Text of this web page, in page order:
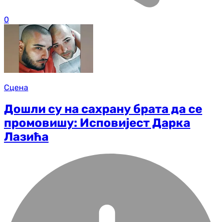
0
Сцена
Дошли су на сахрану брата да се
промовишу: Исповијест Дарка
Лазића